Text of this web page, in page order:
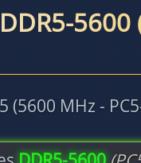
5600
(5600 MHz -